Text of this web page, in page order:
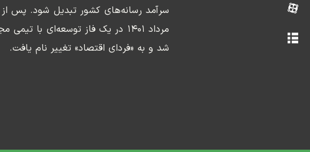
سرآمد رسانه‌های کشور تبدیل شود. پس
مرداد ۱۴۰۱ در یک فاز توسعه‌ای با
شد و به «فردای اقتصاد» تغییر نام یافت.